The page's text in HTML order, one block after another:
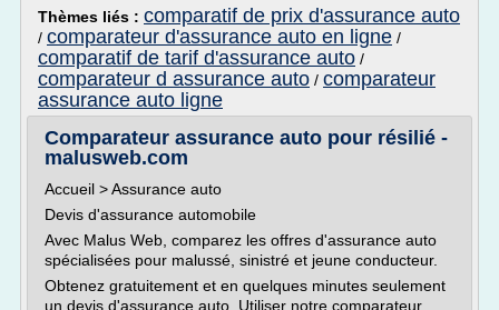
Thèmes liés : comparatif de prix d'assurance auto
/ comparateur d'assurance auto en ligne /
comparatif de tarif d'assurance auto /
comparateur d assurance auto / comparateur
assurance auto ligne
Comparateur assurance auto pour résilié -
malusweb.com
Accueil > Assurance auto
Devis d'assurance automobile
Avec Malus Web, comparez les offres d'assurance auto
spécialisées pour malussé, sinistré et jeune conducteur.
Obtenez gratuitement et en quelques minutes seulement
un devis d'assurance auto. Utiliser notre comparateur